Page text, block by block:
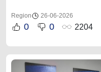
Region 26-06-2026
0 0 2204